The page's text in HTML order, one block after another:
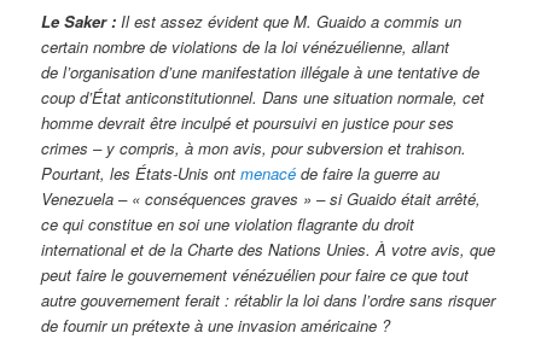
Le Saker : Il est assez évident que M. Guaido a commis un
certain nombre de violations de la loi vénézuélienne, allant
de l’organisation d’une manifestation illégale à une tentative de
coup d’État anticonstitutionnel. Dans une situation normale, cet
homme devrait être inculpé et poursuivi en justice pour ses
crimes – y compris, à mon avis, pour subversion et trahison.
Pourtant, les États-Unis ontmenacé de faire la guerre au
Venezuela – « conséquences graves » – si Guaido était arrêté,
ce qui constitue en soi une violation flagrante du droit
international et de la Charte des Nations Unies. À votre avis, que
peut faire le gouvernement vénézuélien pour faire ce que tout
autre gouvernement ferait : rétablir la loi dans l’ordre sans risquer
de fournir un prétexte à une invasion américaine ?